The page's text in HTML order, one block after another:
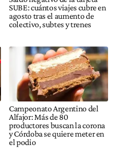
SUBE: cuántos viajes cubre en
agosto tras el aumento de
colectivo, subtes y trenes
Campeonato Argentino del
Alfajor: Más de 80
productores buscan la corona
y Córdoba se quiere meter en
el podio